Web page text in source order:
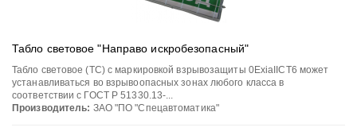
Табло световое "Направо искробезопасный"
Табло световое (ТС) с маркировкой взрывозащиты 0ЕхiаIIСT6 может
устанавливаться во взрывоопасных зонах любого класса в
соответствии с ГОСТ Р 51330.13-...
Производитель: ЗАО "ПО "Спецавтоматика"